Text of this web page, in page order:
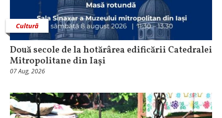
Cultură
Două secole de la hotărârea edificării Catedralei
Mitropolitane din Iași
07 Aug, 2026